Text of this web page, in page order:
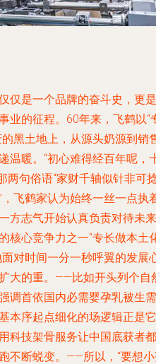
仅是一个品牌的奋斗史，更是
业的征程。60年来，飞鹤以“
黑土地上，从源头奶源到销
温暖。“初心难得经百年呢，
句俗语“家财千轴似针非可
飞鹤家认为始终一丝一点执
方志气开始认真负责对待未来
核心竞争力之一“专长做本土
对时间一分一秒呼翼的发展
大的重。——比如开头列个自
调首依国内必需婴孕乳被生需
本序起点细化的场逻辑正是它
科技架骨服务让中国底获者都
不断蜕变。——所以，“要想